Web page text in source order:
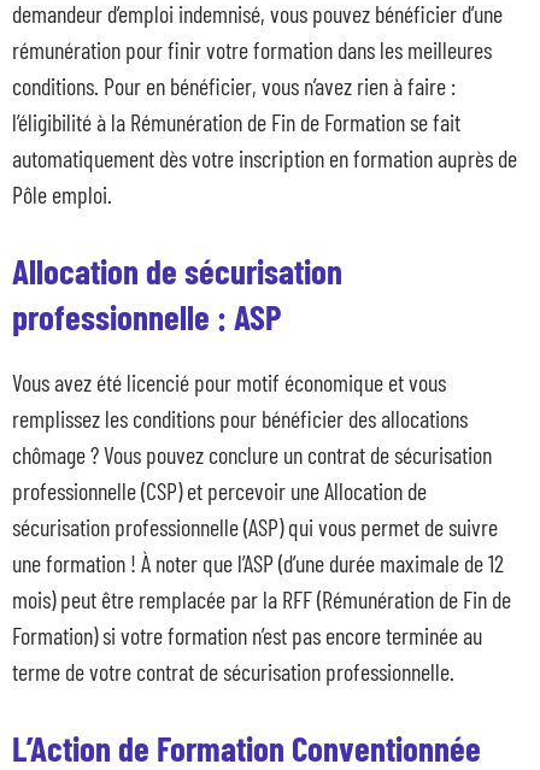
demandeur d’emploi indemnisé, vous pouvez bénéficier d’une
rémunération pour finir votre formation dans les meilleures
conditions. Pour en bénéficier, vous n’avez rien à faire :
l’éligibilité à la Rémunération de Fin de Formation se fait
automatiquement dès votre inscription en formation auprès de
Pôle emploi.
Allocation de sécurisation
professionnelle : ASP
Vous avez été licencié pour motif économique et vous
remplissez les conditions pour bénéficier des allocations
chômage ? Vous pouvez conclure un contrat de sécurisation
professionnelle (CSP) et percevoir une Allocation de
sécurisation professionnelle (ASP) qui vous permet de suivre
une formation ! À noter que l’ASP (d’une durée maximale de 12
mois) peut être remplacée par la RFF (Rémunération de Fin de
Formation) si votre formation n’est pas encore terminée au
terme de votre contrat de sécurisation professionnelle.
L’Action de Formation Conventionnée